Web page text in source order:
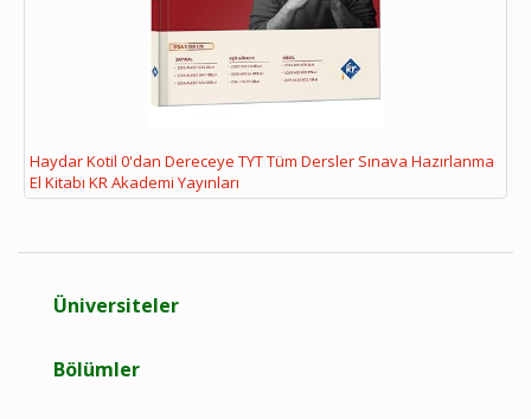
Haydar Kotil 0'dan Dereceye TYT Tüm Dersler Sınava Hazırlanma
El Kitabı KR Akademi Yayınları
Üniversiteler
Bölümler